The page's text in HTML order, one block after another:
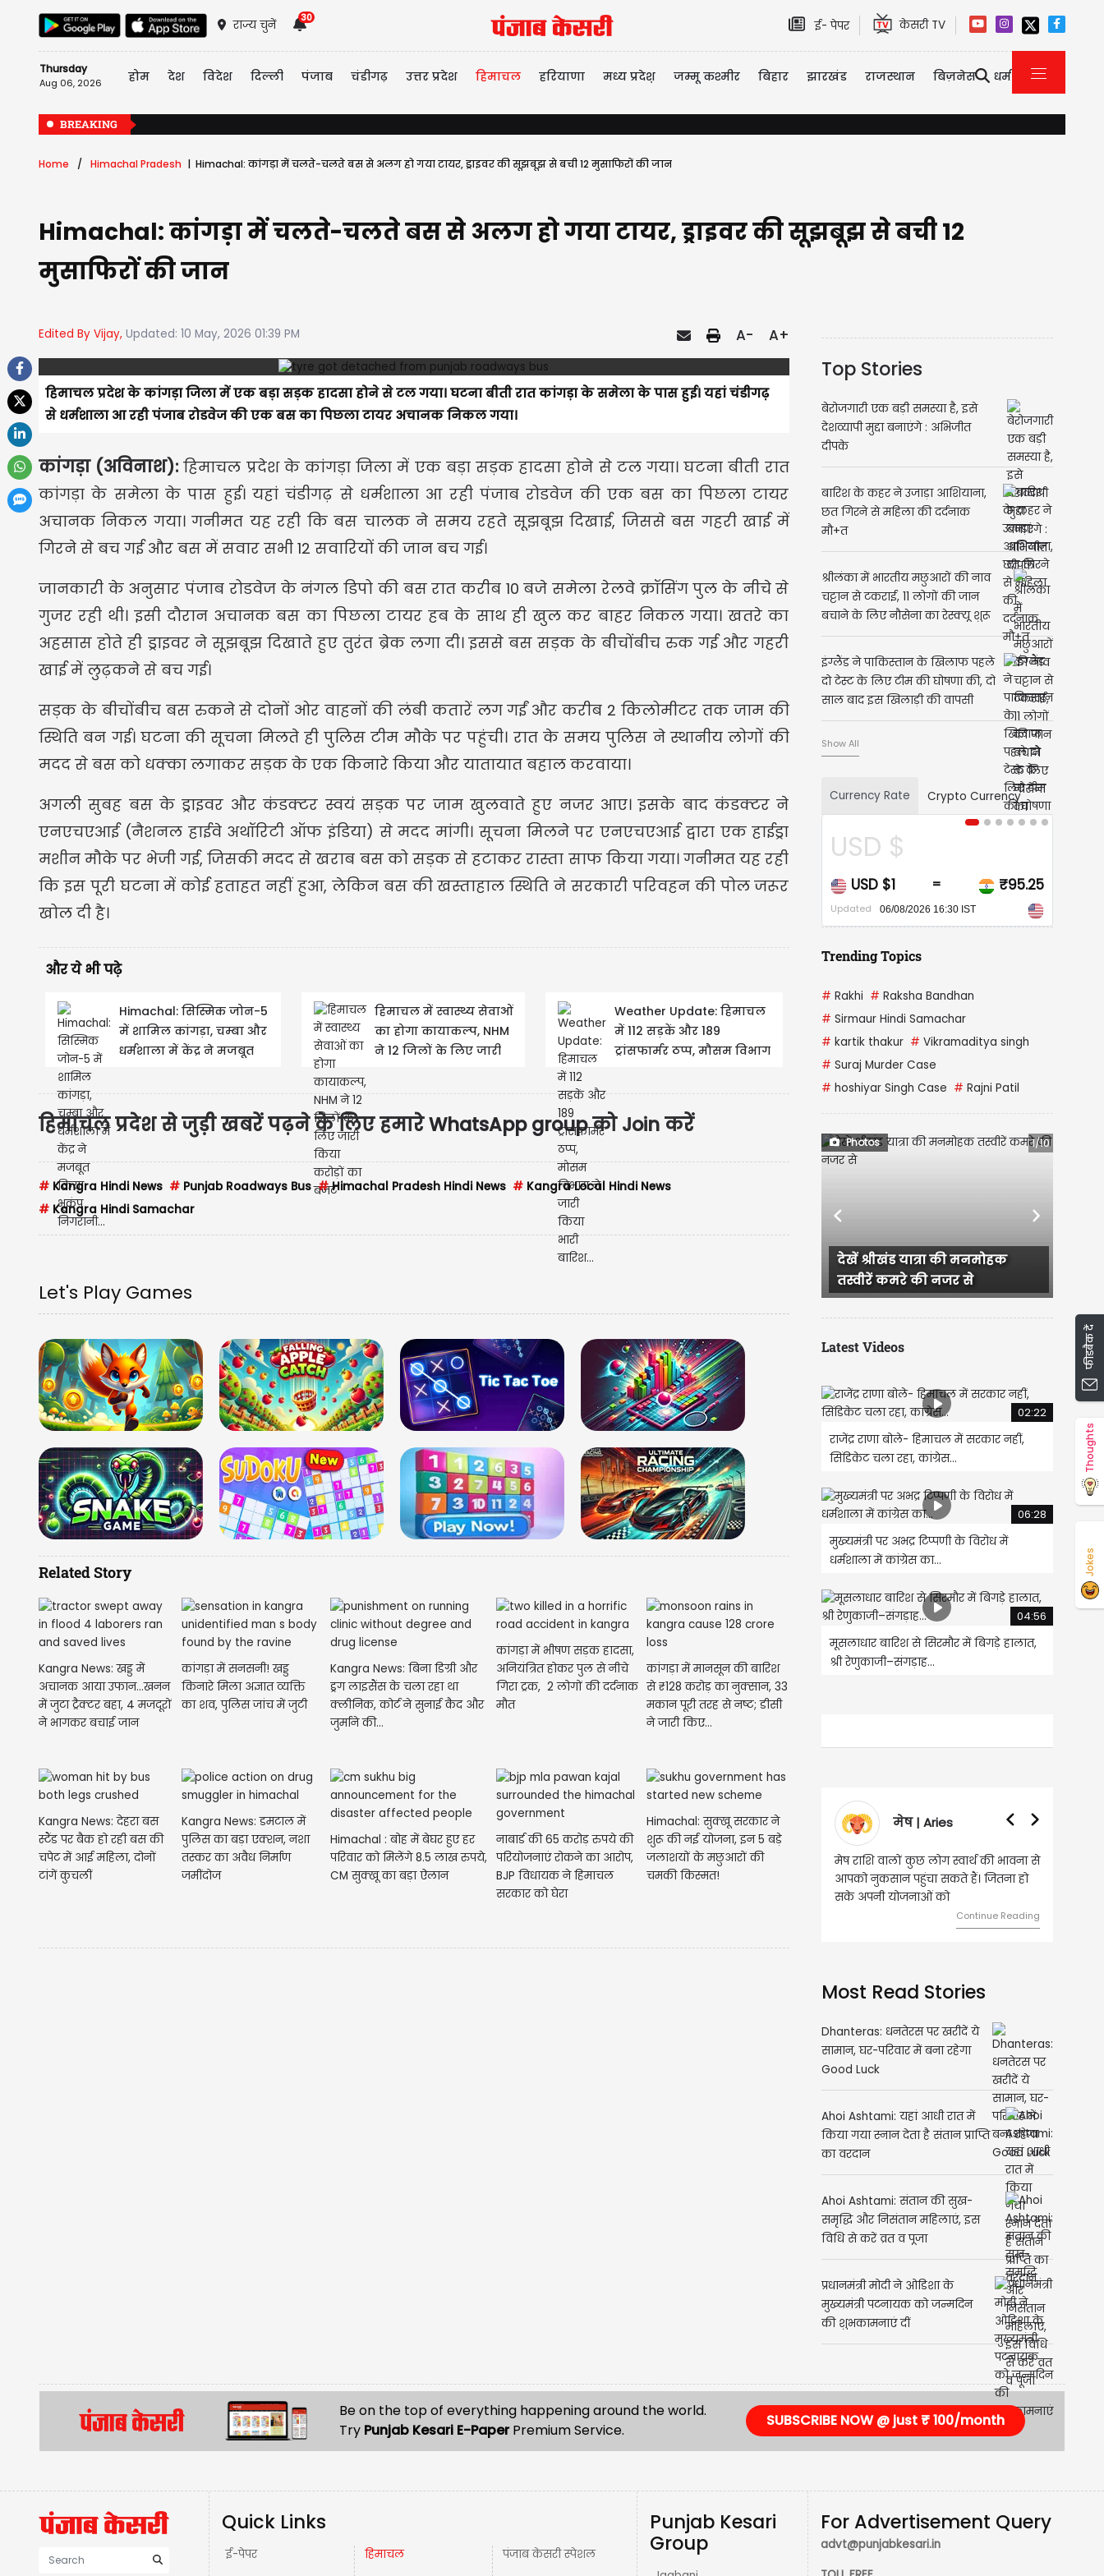
राज्य चुनें
30
ई- पेपर केसरी TV
Thursday
Aug 06, 2026 होम देश विदेश दिल्ली पंजाब चंडीगढ़ उत्तर प्रदेश हिमाचल हरियाणा मध्य प्रदेश़ जम्मू कश्मीर बिहार झारखंड राजस्थान बिज़नेस धर्म
BREAKING
Home Himachal Pradesh Himachal: कांगड़ा में चलते-चलते बस से अलग हो गया टायर, ड्राइवर की सूझबूझ से बची 12 मुसाफिरों की जान
Himachal: कांगड़ा में चलते-चलते बस से अलग हो गया टायर, ड्राइवर की सूझबूझ से बची 12
मुसाफिरों की जान
Edited By Vijay, Updated: 10 May, 2026 01:39 PM A- A+
हिमाचल प्रदेश के कांगड़ा जिला में एक बड़ा सड़क हादसा होने से टल गया। घटना बीती रात कांगड़ा के समेला के पास हुई। यहां चंडीगढ़
से धर्मशाला आ रही पंजाब रोडवेज की एक बस का पिछला टायर अचानक निकल गया।
कांगड़ा (अविनाश):हिमाचल प्रदेश के कांगड़ा जिला में एक बड़ा सड़क हादसा होने से टल गया। घटना बीती रात
कांगड़ा के समेला के पास हुई। यहां चंडीगढ़ से धर्मशाला आ रही पंजाब रोडवेज की एक बस का पिछला टायर
अचानक निकल गया। गनीमत यह रही कि बस चालक ने समय रहते सूझबूझ दिखाई, जिससे बस गहरी खाई में
गिरने से बच गई और बस में सवार सभी 12 सवारियों की जान बच गई।
जानकारी के अनुसार पंजाब रोडवेज के नंगल डिपो की बस रात करीब 10 बजे समेला रेलवे क्रॉसिंग पुल के नीचे से
गुजर रही थी। इसी दौरान अचानक बस का पिछला टायर हब के साथ ही खुल कर बाहर निकल गया। खतरे का
अहसास होते ही ड्राइवर ने सूझबूझ दिखाते हुए तुरंत ब्रेक लगा दी। इससे बस सड़क के बीचोंबीच रुक गई और गहरी
खाई में लुढ़कने से बच गई।
सड़क के बीचोंबीच बस रुकने से दोनों ओर वाहनों की लंबी कतारें लग गईं और करीब 2 किलोमीटर तक जाम की
स्थिति बन गई। घटना की सूचना मिलते ही पुलिस टीम मौके पर पहुंची। रात के समय पुलिस ने स्थानीय लोगों की
मदद से बस को धक्का लगाकर सड़क के एक किनारे किया और यातायात बहाल करवाया।
अगली सुबह बस के ड्राइवर और कंडक्टर स्वयं सड़क पर जाम खुलवाते हुए नजर आए। इसके बाद कंडक्टर ने
एनएचएआई (नैशनल हाईवे अथॉरिटी ऑफ इंडिया) से मदद मांगी। सूचना मिलने पर एनएचएआई द्वारा एक हाईड्रा
मशीन मौके पर भेजी गई, जिसकी मदद से खराब बस को सड़क से हटाकर रास्ता साफ किया गया। गनीमत यह रही
कि इस पूरी घटना में कोई हताहत नहीं हुआ, लेकिन बस की खस्ताहाल स्थिति ने सरकारी परिवहन की पोल जरूर
खोल दी है।
और ये भी पढ़े
Himachal: सिस्मिक जोन-5
में शामिल कांगड़ा, चम्बा और
धर्मशाला में केंद्र ने मजबूत
हिमाचल में स्वास्थ्य सेवाओं
का होगा कायाकल्प, NHM
ने 12 जिलों के लिए जारी
Weather Update: हिमाचल
में 112 सड़कें और 189
ट्रांसफार्मर ठप्प, मौसम विभाग
हिमाचल प्रदेश से जुड़ी खबरें पढ़ने के लिए हमारेWhatsApp groupको Join करें
# Kangra Hindi News # Punjab Roadways Bus #Himachal Pradesh Hindi News # Kangra Local Hindi News
# Kangra Hindi Samachar
Let's Play Games
Related Story
Kangra News: खड्ड में
अचानक आया उफान...खनन
में जुटा ट्रैक्टर बहा, 4 मजदूरों
ने भागकर बचाई जान
कांगड़ा में सनसनी! खड्ड
किनारे मिला अज्ञात व्यक्ति
का शव, पुलिस जांच में जुटी
Kangra News: बिना डिग्री और
ड्रग लाइसैंस के चला रहा था
क्लीनिक, कोर्ट ने सुनाई कैद और
जुर्माने की...
कांगड़ा में भीषण सड़क हादसा,
अनियंत्रित होकर पुल से नीचे
गिरा ट्रक, 2 लोगों की दर्दनाक
मौत
कांगड़ा में मानसून की बारिश
से ₹128 करोड़ का नुक्सान, 33
मकान पूरी तरह से नष्ट; डीसी
ने जारी किए...
Kangra News: देहरा बस
स्टैंड पर बैक हो रही बस की
चपेट में आई महिला, दोनों
टांगें कुचलीं
Kangra News: डमटाल में
पुलिस का बड़ा एक्शन, नशा
तस्कर का अवैध निर्माण
जमींदोज
Himachal : बोह में बेघर हुए हर
परिवार को मिलेंगे 8.5 लाख रुपये,
CM सुक्खू का बड़ा ऐलान
नाबार्ड की 65 करोड़ रुपये की
परियोजनाएं रोकने का आरोप,
BJP विधायक ने हिमाचल
सरकार को घेरा
Himachal: सुक्खू सरकार ने
शुरू की नई योजना, इन 5 बड़े
जलाशयों के मछुआरों की
चमकी किस्मत!
Top Stories
बेरोजगारी एक बड़ी समस्या है, इसे
देशव्यापी मुद्दा बनाएंगे : अभिजीत
दीपके
बारिश के कहर ने उजाड़ा आशियाना,
छत गिरने से महिला की दर्दनाक
मौ+त
श्रीलंका में भारतीय मछुआरों की नाव
चट्टान से टकराई, 11 लोगों की जान
बचाने के लिए नौसेना का रेस्क्यू शुरू
इंग्लैंड ने पाकिस्तान के खिलाफ पहले
दो टेस्ट के लिए टीम की घोषणा की, दो
साल बाद इस खिलाड़ी की वापसी
Show All
Currency Rate Crypto Currency
USD $
USD $1 ₹95.25
06/08/2026 16:30 IST
CAD $1 =
Updated 06/08/2026 16:30 IST
Trending Topics
# Rakhi # Raksha Bandhan
# Sirmaur Hindi Samachar
# kartik thakur # Vikramaditya singh
# Suraj Murder Case
# hoshiyar Singh Case # Rajni Patil
Photos 1/10
देखें श्रीखंड यात्रा की मनमोहक
अंतर्राष्ट्रीय कुल्लू दशहरा
रंग तस्वीरों के संग
Previous Next
Latest Videos
02:22
राजेंद्र राणा बोले- हिमाचल में सरकार नहीं,
सिंडिकेट चला रहा, कांग्रेस...
06:28
मुख्यमंत्री पर अभद्र टिप्पणी के विरोध में
धर्मशाला में कांग्रेस का...
04:56
मूसलाधार बारिश से सिरमौर में बिगड़े हालात,
श्री रेणुकाजी–संगड़ाह...
मेष | Aries
मेष राशि वालों कुछ लोग स्वार्थ की भावना से
आपको नुकसान पहुंचा सकते हैं। जितना हो
वृषभ | Taurus
वृष राशि वालों आय के स्त्रोत बढ़ने से
हुए कार्यों में गति आएगी। युवा वर्ग
को लेकर ज्यादा फोकस रहेंगे।
Most Read Stories
Dhanteras: धनतेरस पर खरीदें ये
सामान, घर-परिवार में बना रहेगा
Good Luck
Ahoi Ashtami: यहां आधी रात में
किया गया स्नान देता है संतान प्राप्ति
का वरदान
Ahoi Ashtami: संतान की सुख-
समृद्धि और निसंतान महिलाएं, इस
विधि से करें व्रत व पूजा
प्रधानमंत्री मोदी ने ओडिशा के
मुख्यमंत्री पटनायक को जन्मदिन
की शुभकामनाएं दीं
Be on the top of everything happening around the world.
Try Punjab Kesari E-PaperPremium Service.
SUBSCRIBE NOW @ just ₹ 100/month
Quick Links
ई-पेपर हिमाचल पंजाब केसरी स्पेशल
Punjab Kesari
Group
For Advertisement Query
advt@punjabkesari.in
फीडबैक दें
Thoughts
Jokes